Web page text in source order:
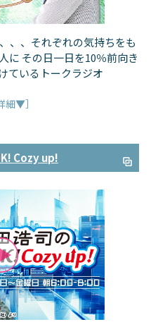
、、それぞれの気持ちをも
に その日一日を10％前向き
ているトークラジオ
細▼］
Cozy up!